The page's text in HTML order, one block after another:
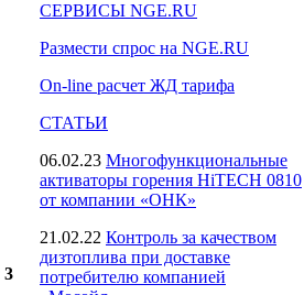
3
СЕРВИСЫ NGE.RU
Размести спрос на NGE.RU
On-line расчет ЖД тарифа
СТАТЬИ
06.02.23 Многофункциональные
активаторы горения HiTECH 0810
от компании «ОНК»
21.02.22 Контроль за качеством
дизтоплива при доставке
потребителю компанией